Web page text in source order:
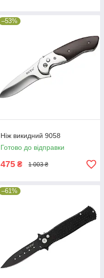
–53%
Ніж викидний 9058
Готово до відправки
475 ₴ 1 003 ₴
–61%